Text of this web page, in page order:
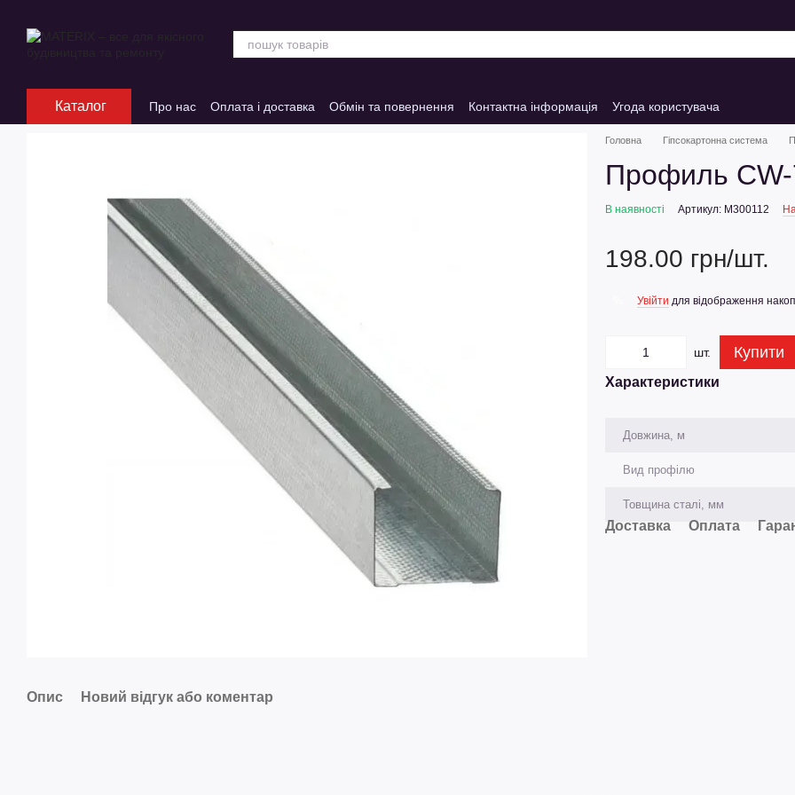
Каталог Про нас Оплата і доставка Обмін та повернення Контактна інформація Угода користувача
Опис Новий відгук або коментар
Головна Гіпсокартонна система
Профиль
В наявності Артикул: M300112
198.00 грн/шт.
Увійти для відображення
шт. Купити
Характеристики
Довжина, м
Вид профілю
Товщина сталі, мм
Доставка Оплата